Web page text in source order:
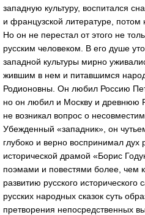
западную культуру, воспитался
и французской литературе,
Но он не перестал от этого не
русским человеком. В его душе
западной культуры мирно
жившим в нем и питавшимся
Родионовны. Он любил Россию
но он любил и Москву и древнюю
не возникал вопрос о
Убежденный «западник», он
глубоко и верно воспринимал дух
исторической драмой «Борис
поэмами и повестями более, чем
развитию русского исторического
русских народных сказок суть
претворения непосредственных